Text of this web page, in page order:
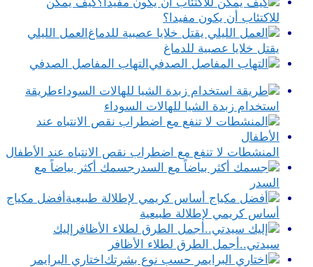
للاكتئاب أن يكون مفيدا؟
العمل الليلي
يقتل خلايا عصبية للدماغ
التهاب المفاصل الصدفي
طريقة
استخدام زبدة الشيا للهالات السوداء
المنشطات لا تنفع مع اضطراب نقص الانتباه عند الأطفال
جسمك أكثر بياضاً مع
السدر
أفضل مكياج
أساس كريمي لإطلالة طبيعية
إليك
سيدتي..أجمل الطرق لطلاء الأظافر
اختاري البرايمر